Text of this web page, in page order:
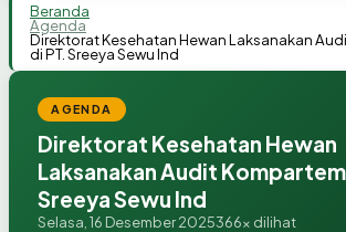
Beranda
Agenda
Direktorat Kesehatan Hewan Laksanakan
di PT. Sreeya Sewu Ind
AGENDA
Direktorat Kesehatan Hewan
Laksanakan Audit
Sreeya Sewu Ind
Selasa, 16 Desember 2025366x dilihat